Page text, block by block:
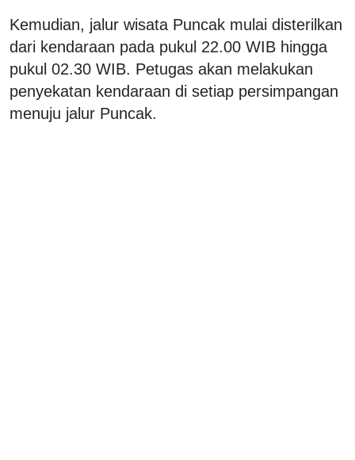
Kemudian, jalur wisata Puncak mulai disterilkan
dari kendaraan pada pukul 22.00 WIB hingga
pukul 02.30 WIB. Petugas akan melakukan
penyekatan kendaraan di setiap persimpangan
menuju jalur Puncak.